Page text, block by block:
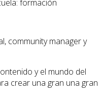
formación
community manager y
y el mundo del
crear una gran una gran